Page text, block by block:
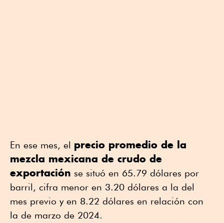
En ese mes, el precio promedio de la
mezcla mexicana de crudo de
exportación se situó en 65.79 dólares por
barril, cifra menor en 3.20 dólares a la del
mes previo y en 8.22 dólares en relación con
la de marzo de 2024.